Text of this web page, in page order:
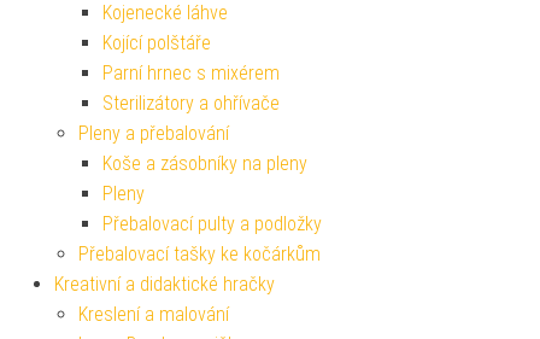
Kojenecké láhve
Kojící polštáře
Parní hrnec s mixérem
Sterilizátory a ohřívače
Pleny a přebalování
Koše a zásobníky na pleny
Pleny
Přebalovací pulty a podložky
Přebalovací tašky ke kočárkům
Kreativní a didaktické hračky
Kreslení a malování